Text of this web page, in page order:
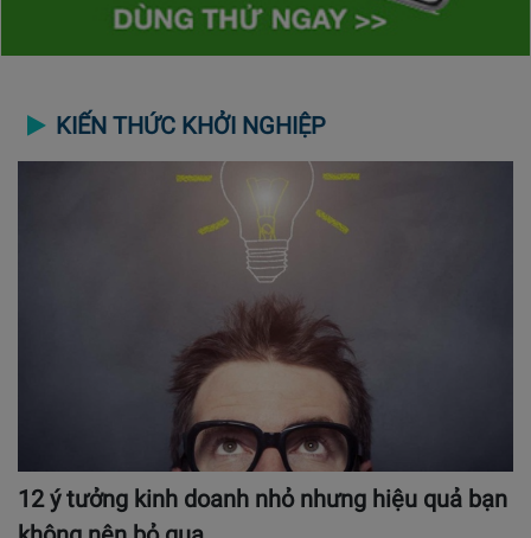
KIẾN THỨC KHỞI NGHIỆP
12 ý tưởng kinh doanh nhỏ nhưng hiệu quả bạn